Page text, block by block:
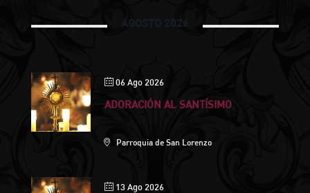
AGOSTO 2026
06 Ago 2026
ADORACIÓN AL SANTÍSIMO
Parroquia de San Lorenzo
13 Ago 2026